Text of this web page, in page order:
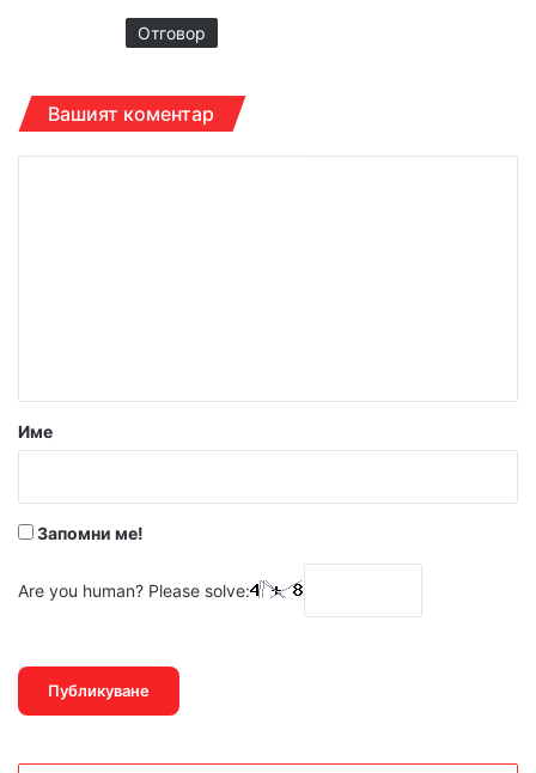
Отговор
Вашият коментар
р
Име
Запомни ме!
Are you human? Please solve: